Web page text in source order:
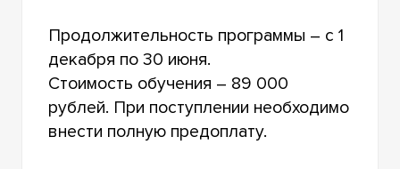
Продолжительность программы – с 1
декабря по 30 июня.
Стоимость обучения – 89 000
рублей. При поступлении необходимо
внести полную предоплату.